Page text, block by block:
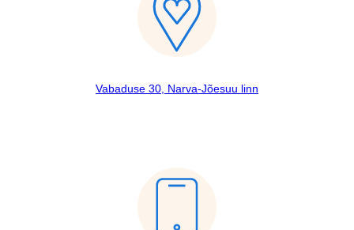
Vabaduse 30, Narva-Jõesuu linn